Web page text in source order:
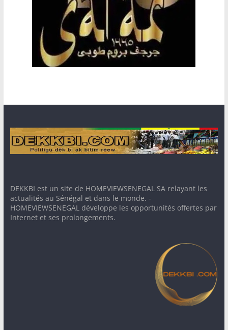
DEKKBI est un site de HOMEVIEWSENEGAL SA relayant les
actualités au Sénégal et dans le monde. -
HOMEVIEWSENEGAL développe les opportunités offertes par
Internet et ses prolongements.